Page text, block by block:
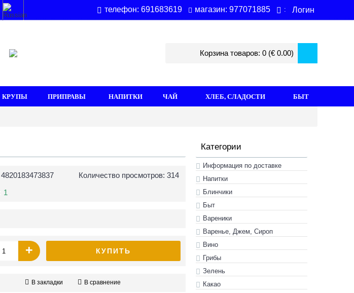
телефон: 691683619 магазин: 977071885 : Логин
Корзина товаров: 0 (€ 0.00)
КРУПЫ ПРИПРАВЫ НАПИТКИ ЧАЙ ХЛЕБ, СЛАДОСТИ БЫТ
Категории
Информация по доставке
Hапитки
Блинчики
Быт
Вареники
Варенье, Джем, Сироп
Вино
Грибы
Зелень
Какао
Количество просмотров: 314
4820183473837
1
+ КУПИТЬ
В закладки В сравнение